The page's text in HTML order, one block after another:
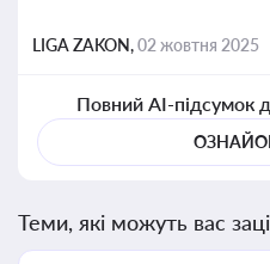
LIGA ZAKON,02 жовтня 2025
Повний AI-підсумок
Теми, які можуть вас